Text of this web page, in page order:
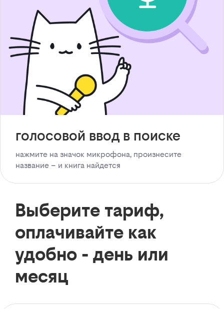
голосовой ввод в поиске
нажмите на значок микрофона, произнесите
название – и книга найдется
Выберите тариф,
оплачивайте как
удобно - день или
месяц